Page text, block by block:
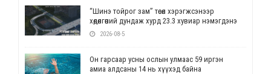
“Шинэ тойрог зам” төсөл хэрэгжсэнээр
хөдөлгөөний дундаж хурд 23.3 хувиар нэмэгдэнэ
2026-08-5
Он гарсаар усны ослын улмаас 59 иргэн
амиа алдсаны 14 нь хүүхэд байна